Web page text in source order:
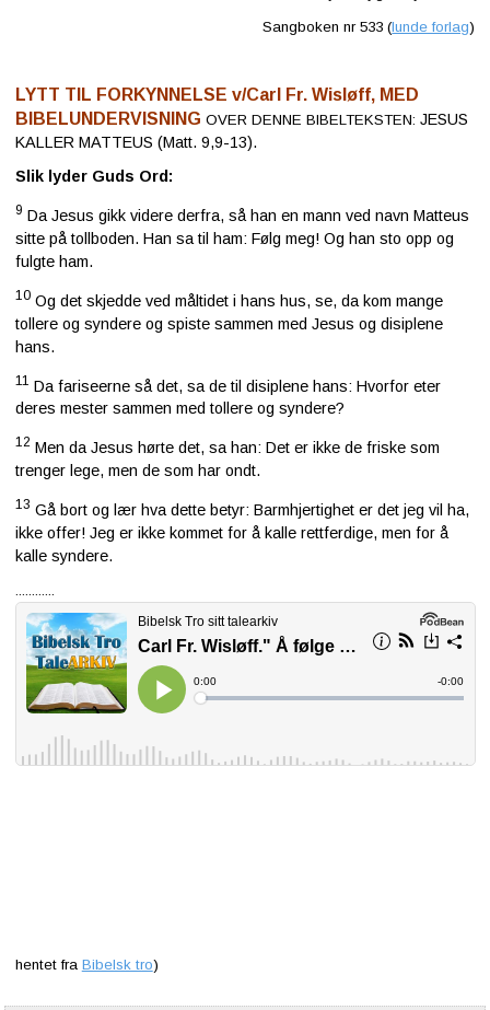
Sangboken nr 533 (lunde forlag)
LYTT TIL FORKYNNELSE v/Carl Fr. Wisløff, MED
BIBELUNDERVISNING OVER DENNE BIBELTEKSTEN: JESUS
KALLER MATTEUS (Matt. 9,9-13).
Slik lyder Guds Ord:
9 Da Jesus gikk videre derfra, så han en mann ved navn Matteus
sitte på tollboden. Han sa til ham: Følg meg! Og han sto opp og
fulgte ham.
10 Og det skjedde ved måltidet i hans hus, se, da kom mange
tollere og syndere og spiste sammen med Jesus og disiplene
hans.
11 Da fariseerne så det, sa de til disiplene hans: Hvorfor eter
deres mester sammen med tollere og syndere?
12 Men da Jesus hørte det, sa han: Det er ikke de friske som
trenger lege, men de som har ondt.
13 Gå bort og lær hva dette betyr: Barmhjertighet er det jeg vil ha,
ikke offer! Jeg er ikke kommet for å kalle rettferdige, men for å
kalle syndere.
hentet fra Bibelsk tro)